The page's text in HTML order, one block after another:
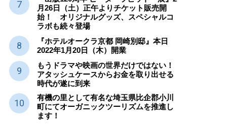
月26日（土）正午よりチケット販売開
始！ オリジナルグッズ、スペシャルコ
ラボも続々登場
『ホテルオークラ京都 岡崎別邸』本日
2022年1月20日（木）開業
もうドラマや映画の世界だけではない！
アタッシュケースからお金を取り出せる
時代が遂に到来
有機の里として有名な埼玉県比企郡小川
町にてオーガニックツーリズムを推進し
ます！